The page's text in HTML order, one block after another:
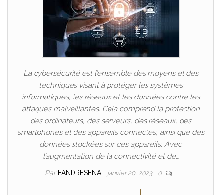
La cybersécurité est l’ensemble des moyens et des
techniques visant à protéger les systèmes
informatiques, les réseaux et les données contre les
attaques malveillantes. Cela comprend la protection
des ordinateurs, des serveurs, des réseaux, des
smartphones et des appareils connectés, ainsi que des
données stockées sur ces appareils. Avec
l’augmentation de la connectivité et de…
Par FANDRESENA janvier 20, 2023 0